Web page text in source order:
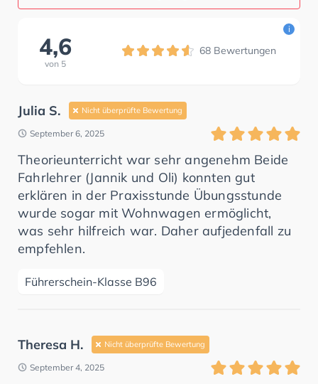
4,6
von 5
68 Bewertungen
i
Julia S. Nicht überprüfte Bewertung
September 6, 2025
Theorieunterricht war sehr angenehm Beide
Fahrlehrer (Jannik und Oli) konnten gut
erklären in der Praxisstunde Übungsstunde
wurde sogar mit Wohnwagen ermöglicht,
was sehr hilfreich war. Daher aufjedenfall zu
empfehlen.
Führerschein-Klasse B96
Theresa H. Nicht überprüfte Bewertung
September 4, 2025